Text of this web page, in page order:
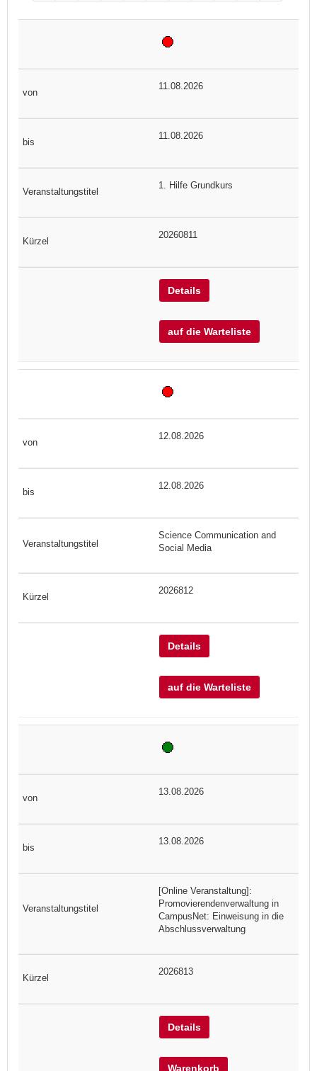
11.08.2026
11.08.2026
1. Hilfe Grundkurs
20260811
Details
auf die Warteliste
12.08.2026
12.08.2026
Science Communication and
Social Media
2026812
Details
auf die Warteliste
13.08.2026
13.08.2026
[Online Veranstaltung]:
Promovierendenverwaltung in
CampusNet: Einweisung in die
Abschlussverwaltung
2026813
Details
Warenkorb